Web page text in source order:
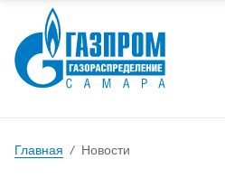
Главная / Новости